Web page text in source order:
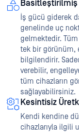
İş gücü giderek
genelinde uç
gelmektedir.
tek bir görünüm,
bilgilendirir.
verebilir,
tüm cihazların
sağlayabilirsiniz.
Kesintisiz
Kendi kendine
cihazlarıyla ilgili